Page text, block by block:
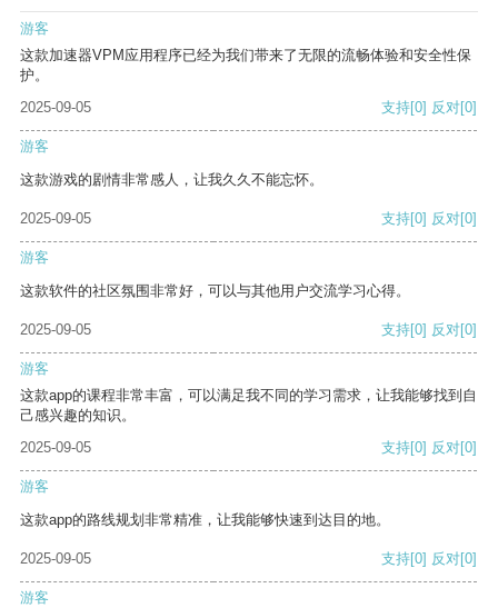
游客
这款加速器VPM应用程序已经为我们带来了无限的流畅体验和安全性保
护。
2025-09-05
支持[0] 反对[0]
游客
这款游戏的剧情非常感人，让我久久不能忘怀。
2025-09-05 支持[0] 反对[0]
游客
这款软件的社区氛围非常好，可以与其他用户交流学习心得。
2025-09-05 支持[0] 反对[0]
游客
这款app的课程非常丰富，可以满足我不同的学习需求，让我能够找到自
己感兴趣的知识。
2025-09-05
支持[0] 反对[0]
游客
这款app的路线规划非常精准，让我能够快速到达目的地。
2025-09-05 支持[0] 反对[0]
游客